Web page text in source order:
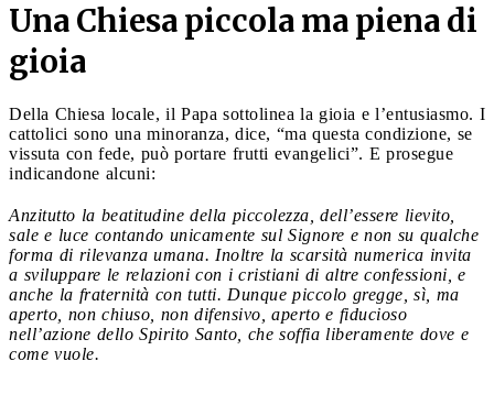
Una Chiesa piccola ma piena di
gioia
Della Chiesa locale, il Papa sottolinea la gioia e l’entusiasmo. I
cattolici sono una minoranza, dice, “ma questa condizione, se
vissuta con fede, può portare frutti evangelici”. E prosegue
indicandone alcuni:
Anzitutto la beatitudine della piccolezza, dell’essere lievito,
sale e luce contando unicamente sul Signore e non su qualche
forma di rilevanza umana. Inoltre la scarsità numerica invita
a sviluppare le relazioni con i cristiani di altre confessioni, e
anche la fraternità con tutti. Dunque piccolo gregge, sì, ma
aperto, non chiuso, non difensivo, aperto e fiducioso
nell’azione dello Spirito Santo, che soffia liberamente dove e
come vuole.